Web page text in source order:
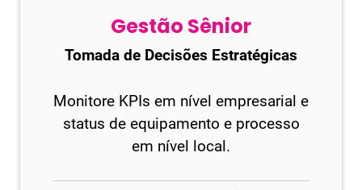
Gestão Sênior
Tomada de Decisões Estratégicas
Monitore KPIs em nível empresarial e
status de equipamento e processo
em nível local.